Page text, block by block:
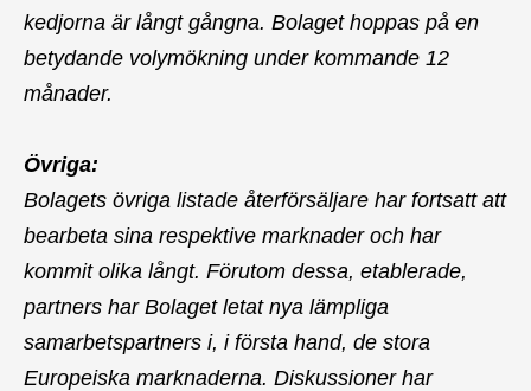
kedjorna är långt gångna. Bolaget hoppas på en
betydande volymökning under kommande 12
månader.
Övriga:
Bolagets övriga listade återförsäljare har fortsatt att
bearbeta sina respektive marknader och har
kommit olika långt. Förutom dessa, etablerade,
partners har Bolaget letat nya lämpliga
samarbetspartners i, i första hand, de stora
Europeiska marknaderna. Diskussioner har